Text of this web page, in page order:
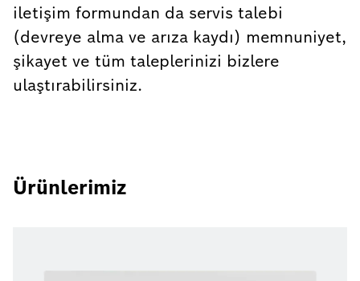
iletişim formundan da servis talebi
(devreye alma ve arıza kaydı) memnuniyet,
şikayet ve tüm taleplerinizi bizlere
ulaştırabilirsiniz.
Ürünlerimiz